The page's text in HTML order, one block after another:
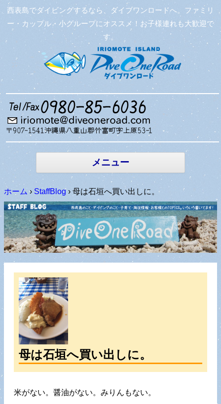
西表島でダイビングするなら、ダイブワンロードへ。ファミリ
ー・カップル・小グループにオススメ！お子様連れも大歓迎で
す。
メニュー
コンテン
ホーム › StaffBlog › 母は石垣へ買い出しに。
母は石垣へ買い出しに。
米がない。醤油がない。みりんもない。